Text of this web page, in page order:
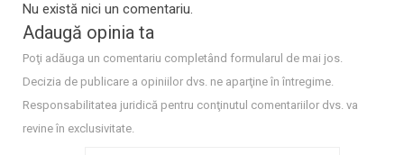
Nu există nici un comentariu.
Adaugă opinia ta
Poţi adăuga un comentariu completând formularul de mai jos.
Decizia de publicare a opiniilor dvs. ne aparţine în întregime.
Responsabilitatea juridică pentru conţinutul comentariilor dvs. va
revine în exclusivitate.